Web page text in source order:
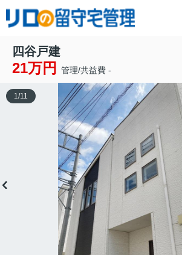
四谷戸建
21万円 管理/共益費 -
1 /11